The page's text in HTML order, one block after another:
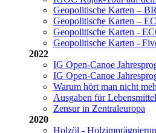
Geopolitische Karten –
Geopolitische Karten –
Geopolitische Karten -
Geopolitische Karten -
2022
IG Open-Canoe
IG Open-Canoe
Warum hört man nicht
Ausgaben für Lebensmittel
Zensur in Zentraleuropa
2020
Holzöl -